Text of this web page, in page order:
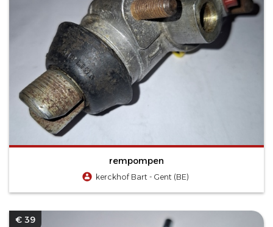
rempompen
kerckhof Bart - Gent (BE)
€ 39